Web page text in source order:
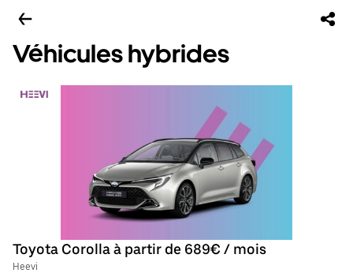
Véhicules hybrides
Toyota Corolla à partir de 689€ / mois
Heevi